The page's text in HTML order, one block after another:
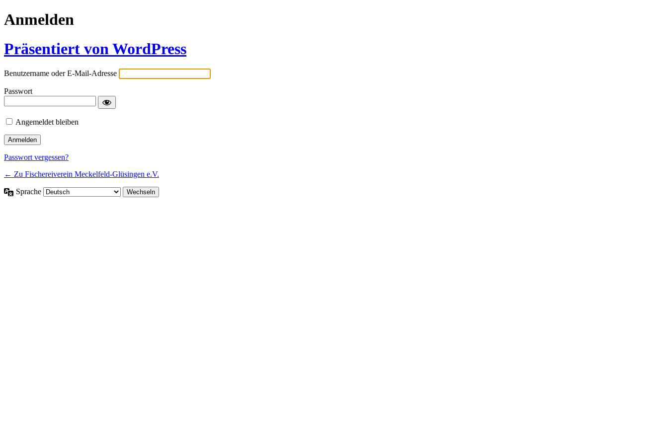
Anmelden
Präsentiert von WordPress
Benutzername oder E-Mail-Adresse
Passwort
Angemeldet bleiben
Passwort vergessen?
← Zu Fischereiverein Meckelfeld-Glüsingen e.V.
Sprache